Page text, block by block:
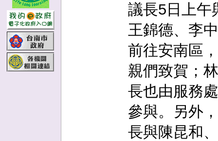
議長5日上午
王錦德、李
前往安南區
親們致賀；
長也由服務
參與。另外
長與陳昆和